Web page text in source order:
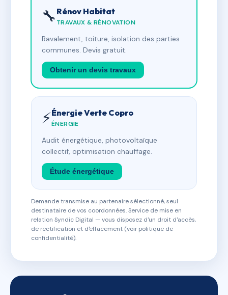
🔧 Rénov Habitat
TRAVAUX & RÉNOVATION
Ravalement, toiture, isolation des parties
communes. Devis gratuit.
Obtenir un devis travaux
⚡Énergie Verte Copro
ÉNERGIE
Audit énergétique, photovoltaïque
collectif, optimisation chauffage.
Étude énergétique
Demande transmise au partenaire sélectionné, seul
destinataire de vos coordonnées. Service de mise en
relation Syndic Digital — vous disposez d'un droit d'accès,
de rectification et d'effacement (voir politique de
confidentialité).